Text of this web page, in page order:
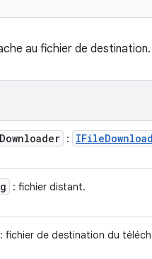
au fichier de destination.
Downloader : IFile
: fichier distant.
: fichier de destination du